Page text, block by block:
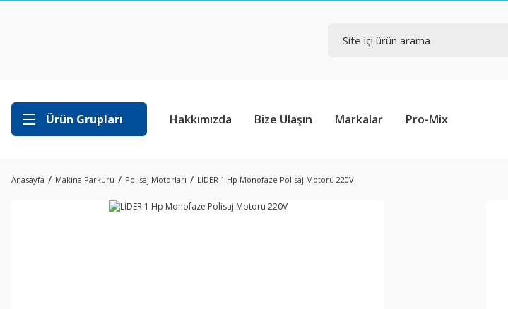
Ürün Grupları Hakkımızda Bize Ulaşın Markalar Pro-Mix
Anasayfa Makina Parkuru Polisaj Motorları LİDER 1 Hp Monofaze Polisaj Motoru 220V